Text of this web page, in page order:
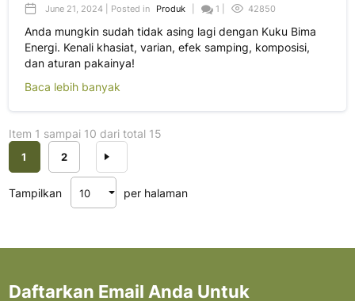
June 21, 2024 | Posted in Produk 1 | 42850
Anda mungkin sudah tidak asing lagi dengan Kuku Bima
Energi. Kenali khasiat, varian, efek samping, komposisi,
dan aturan pakainya!
Baca lebih banyak
Item 1 sampai 10 dari total 15
Halaman
Anda sedang membaca halaman
1 Halaman
2
Tampilkan per halaman
Daftarkan Email Anda Untuk